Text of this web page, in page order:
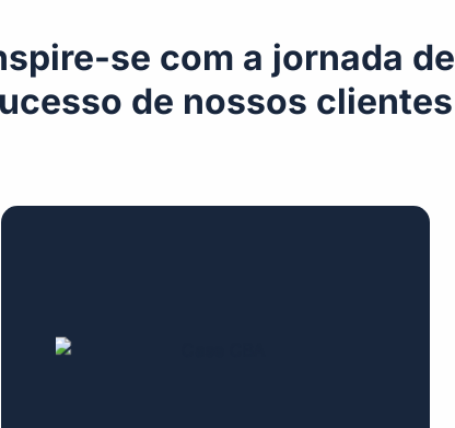
se com a jornada de
de nossos clientes